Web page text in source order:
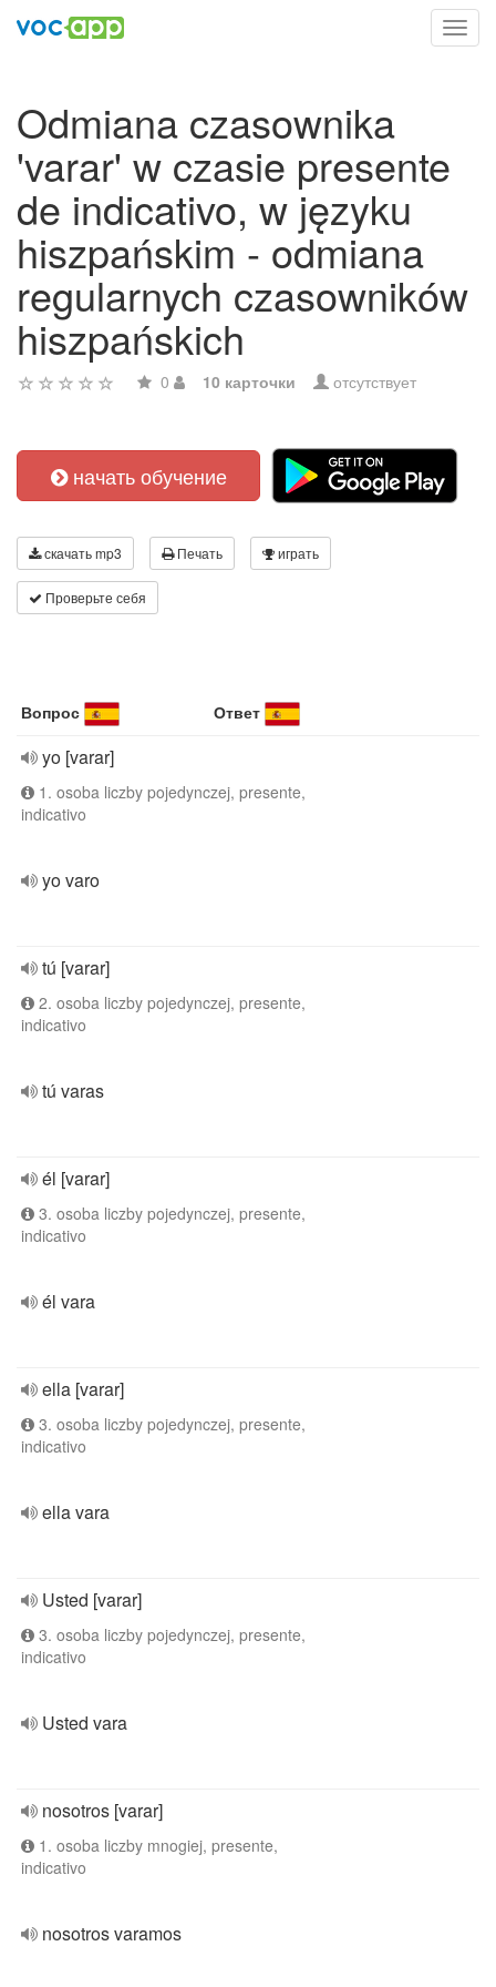
Odmiana czasownika
'varar' w czasie presente
de indicativo, w języku
hiszpańskim - odmiana
regularnych czasowników
hiszpańskich
0 10 карточки отсутствует
начать обучение
скачать mp3 Печать играть
Проверьте себя
Вопрос Ответ
yo [varar]
1. osoba liczby pojedynczej, presente,
indicativo
yo varo
tú [varar]
2. osoba liczby pojedynczej, presente,
indicativo
tú varas
él [varar]
3. osoba liczby pojedynczej, presente,
indicativo
él vara
ella [varar]
3. osoba liczby pojedynczej, presente,
indicativo
ella vara
Usted [varar]
3. osoba liczby pojedynczej, presente,
indicativo
Usted vara
nosotros [varar]
1. osoba liczby mnogiej, presente,
indicativo
nosotros varamos